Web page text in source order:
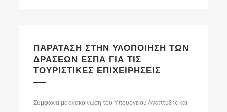
ΠΑΡΑΤΑΣΗ ΣΤΗΝ ΥΛΟΠΟΙΗΣΗ ΤΩΝ
ΔΡΑΣΕΩΝ ΕΣΠΑ ΓΙΑ ΤΙΣ
ΤΟΥΡΙΣΤΙΚΕΣ ΕΠΙΧΕΙΡΗΣΕΙΣ
Σύμφωνα με ανακοίνωση του Υπουργείου Ανάπτυξης και